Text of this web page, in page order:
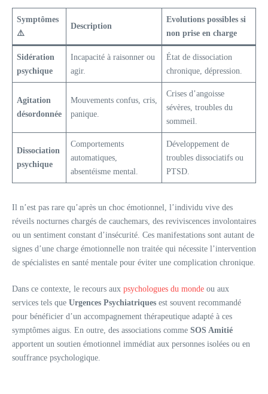
Symptômes
⚠️
Description
Evolutions possibles si
non prise en charge
Sidération
psychique
Incapacité à raisonner ou
agir.
État de dissociation
chronique, dépression.
Agitation
désordonnée
Mouvements confus, cris,
panique.
Crises d’angoisse
sévères, troubles du
sommeil.
Dissociation
psychique
Comportements
automatiques,
absentéisme mental.
Développement de
troubles dissociatifs ou
PTSD.
Il n’est pas rare qu’après un choc émotionnel, l’individu vive des
réveils nocturnes chargés de cauchemars, des reviviscences involontaires
ou un sentiment constant d’insécurité. Ces manifestations sont autant de
signes d’une charge émotionnelle non traitée qui nécessite l’intervention
de spécialistes en santé mentale pour éviter une complication chronique.
Dans ce contexte, le recours aux psychologues du monde ou aux
services tels que Urgences Psychiatriques est souvent recommandé
pour bénéficier d’un accompagnement thérapeutique adapté à ces
symptômes aigus. En outre, des associations comme SOS Amitié
apportent un soutien émotionnel immédiat aux personnes isolées ou en
souffrance psychologique.